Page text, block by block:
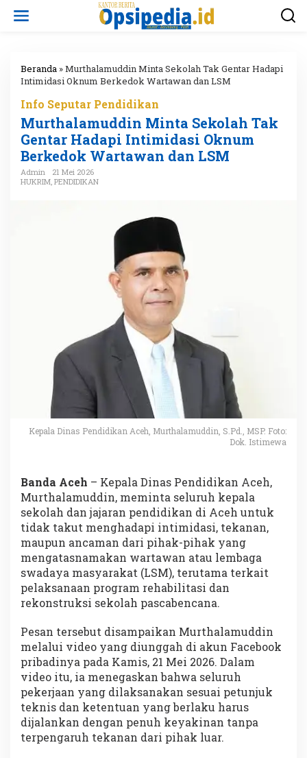
Beranda »Murthalamuddin Minta Sekolah Tak Gentar Hadapi
Intimidasi Oknum Berkedok Wartawan dan LSM
Info Seputar Pendidikan
Murthalamuddin Minta Sekolah Tak
Gentar Hadapi Intimidasi Oknum
Berkedok Wartawan dan LSM
Admin
21 Mei 2026
HUKRIM, PENDIDIKAN
Kepala Dinas Pendidikan Aceh, Murthalamuddin, S.Pd., MSP. Foto:
Dok. Istimewa
Banda Aceh – Kepala Dinas Pendidikan Aceh,
Murthalamuddin, meminta seluruh kepala
sekolah dan jajaran pendidikan di Aceh untuk
tidak takut menghadapi intimidasi, tekanan,
maupun ancaman dari pihak-pihak yang
mengatasnamakan wartawan atau lembaga
swadaya masyarakat (LSM), terutama terkait
pelaksanaan program rehabilitasi dan
rekonstruksi sekolah pascabencana.
Pesan tersebut disampaikan Murthalamuddin
melalui video yang diunggah di akun Facebook
pribadinya pada Kamis, 21 Mei 2026. Dalam
video itu, ia menegaskan bahwa seluruh
pekerjaan yang dilaksanakan sesuai petunjuk
teknis dan ketentuan yang berlaku harus
dijalankan dengan penuh keyakinan tanpa
terpengaruh tekanan dari pihak luar.